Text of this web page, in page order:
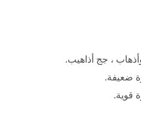
، جج أذاهيب.
ضعيفة.
قوية.